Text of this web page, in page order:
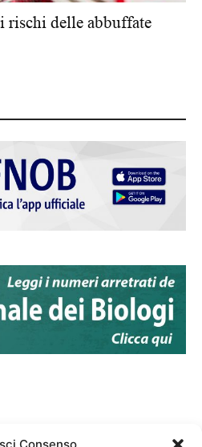
rischi delle abbuffate